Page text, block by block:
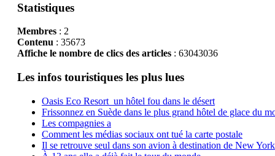
Statistiques
Membres: 2
Contenu : 35673
Affiche le nombre de clics des articles: 63043036
Les infos touristiques les plus lues
Oasis Eco Resort un hôtel fou dans le désert
Frissonnez en Suède dans le plus grand hôtel de glace du
Les compagnies a
Comment les médias sociaux ont tué la carte postale
Il se retrouve seul dans son avion à destination de New York